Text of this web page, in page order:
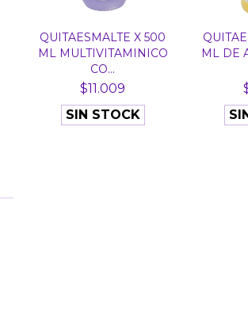
QUITAESMALTE X 500
ML MULTIVITAMINICO
CO...
$11.009
SIN STOCK
ML DE